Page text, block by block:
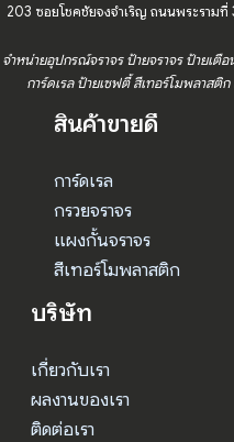
203 ซอยโชคชัยจงจำเริญ ถนนพระรามที่
จำหน่ายอุปกรณ์จราจร ป้ายจราจร ป้ายเตื
การ์ดเรล ป้ายเซฟตี้ สีเทอร์โมพลาส
สินค้าขายดี
การ์ดเรล
กรวยจราจร
แผงกั้นจราจร
สีเทอร์โมพลาสติก
บริษัท
เกี่ยวกับเรา
ผลงานของเรา
ติดต่อเรา